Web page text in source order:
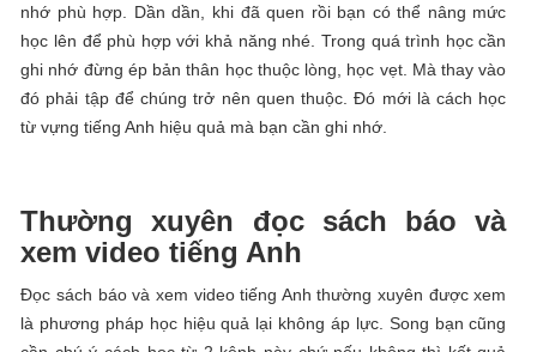
nhớ phù hợp. Dần dần, khi đã quen rồi bạn có thể nâng mức
học lên để phù hợp với khả năng nhé. Trong quá trình học cần
ghi nhớ đừng ép bản thân học thuộc lòng, học vẹt. Mà thay vào
đó phải tập để chúng trở nên quen thuộc. Đó mới là cách học
từ vựng tiếng Anh hiệu quả mà bạn cần ghi nhớ.
Thường xuyên đọc sách báo và
xem video tiếng Anh
Đọc sách báo và xem video tiếng Anh thường xuyên được xem
là phương pháp học hiệu quả lại không áp lực. Song bạn cũng